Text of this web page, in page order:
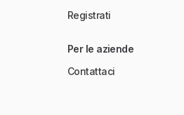
Registrati
Per le aziende
Contattaci